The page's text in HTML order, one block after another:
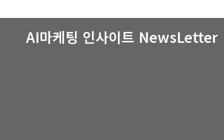
AI마케팅 인사이트 NewsLetter